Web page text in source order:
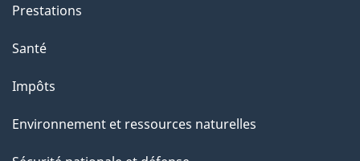
Prestations
Santé
Impôts
Environnement et ressources naturelles